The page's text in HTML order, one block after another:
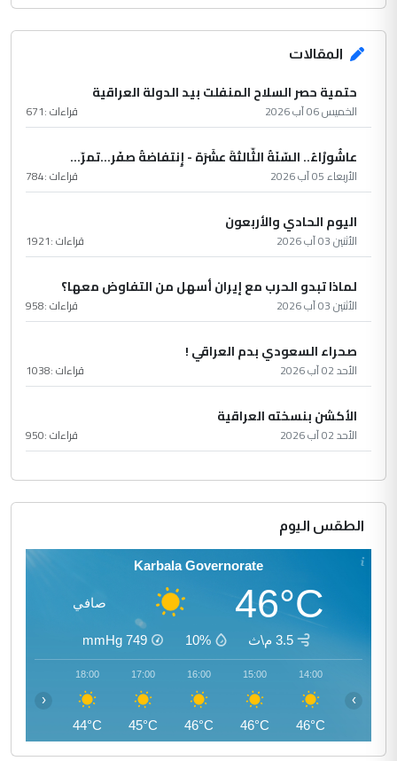
المقالات
حتمية حصر السلاح المنفلت بيد الدولة العراقية
الخميس 06 آب 2026 قراءات :671
عاشُورْاءُ.. السّنَةُ الثّالثةَ عشَرَة - إِنتفاضةُ صفَر…تمرّ...
الأربعاء 05 آب 2026 قراءات :784
اليوم الحادي والأربعون
الأثنين 03 آب 2026 قراءات :1921
لماذا تبدو الحرب مع إيران أسهل من التفاوض معها؟
الأثنين 03 آب 2026 قراءات :958
صحراء السعودي بدم العراقي !
الأحد 02 آب 2026 قراءات :1038
الأكشن بنسخته العراقية
الأحد 02 آب 2026 قراءات :950
الطقس اليوم
Karbala Governorate
46°C صافي
3.5 م\ث 10%
749
mmHg
14:00
46°C
15:00
46°C
16:00
46°C
17:00
45°C
18:00
44°C
‹ ›